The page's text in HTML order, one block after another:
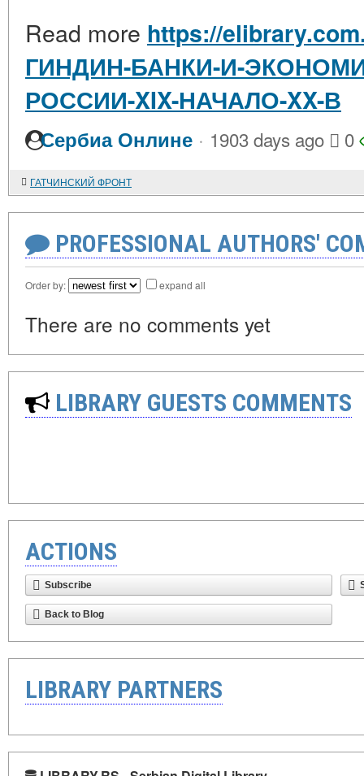
Read more https://
ГИНДИН-БАНКИ-И-
РОССИИ-XIX-НАЧАЛО-XX-В
Сербиа Онлине · 1903 days ago 0
ГАТЧИНСКИЙ ФРОНТ
PROFESSIONAL AUTHORS'
Order by: expand all
There are no comments yet
LIBRARY GUESTS COMMENTS
ACTIONS
Subscribe
Back to Blog
LIBRARY PARTNERS